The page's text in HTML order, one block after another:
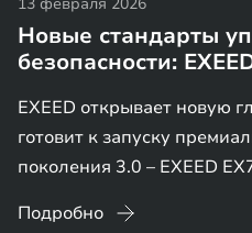
Новые стандарты
безопасности:
EXEED открывает новую
готовит к запуску
поколения 3.0 – EXEED
Подробно